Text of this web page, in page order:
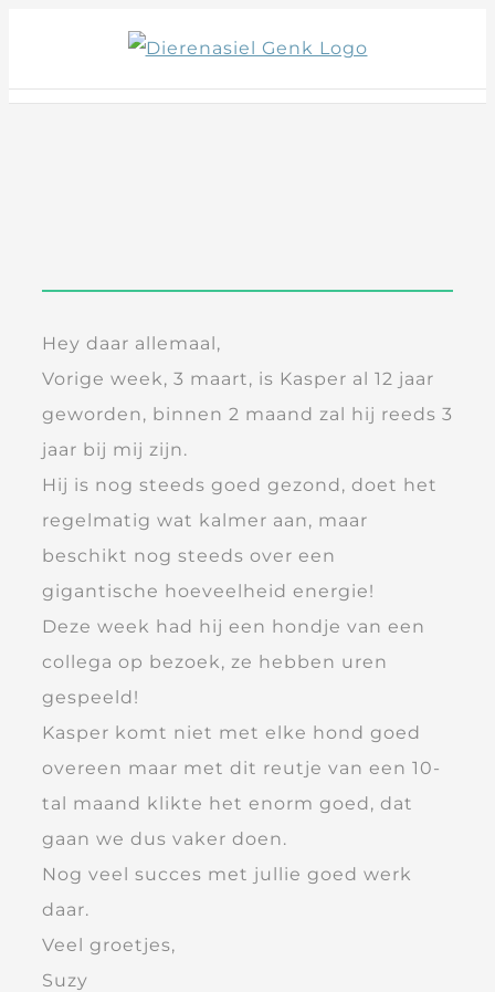
content
Hey daar allemaal,
Vorige week, 3 maart, is Kasper al 12 jaar
geworden, binnen 2 maand zal hij reeds 3
jaar bij mij zijn.
Hij is nog steeds goed gezond, doet het
regelmatig wat kalmer aan, maar
beschikt nog steeds over een
gigantische hoeveelheid energie!
Deze week had hij een hondje van een
collega op bezoek, ze hebben uren
gespeeld!
Kasper komt niet met elke hond goed
overeen maar met dit reutje van een 10-
tal maand klikte het enorm goed, dat
gaan we dus vaker doen.
Nog veel succes met jullie goed werk
daar.
Veel groetjes,
Suzy